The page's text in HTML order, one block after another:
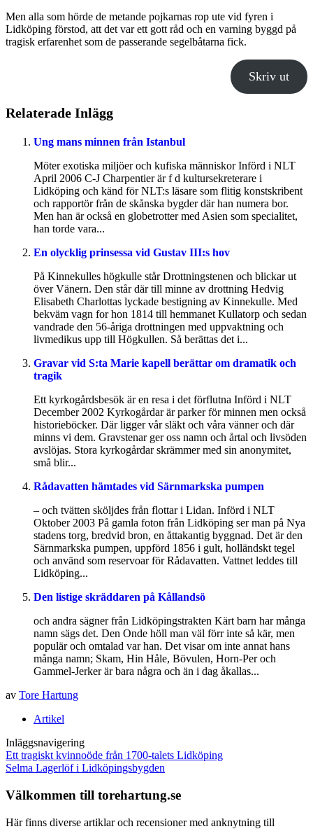
Men alla som hörde de metande pojkarnas rop ute vid fyren i
Lidköping förstod, att det var ett gott råd och en varning byggd på
tragisk erfarenhet som de passerande segelbåtarna fick.
Skriv ut
Relaterade Inlägg
Ung mans minnen från Istanbul
Möter exotiska miljöer och kufiska människor Införd i NLT
April 2006 C-J Charpentier är f d kultursekreterare i
Lidköping och känd för NLT:s läsare som flitig konstskribent
och rapportör från de skånska bygder där han numera bor.
Men han är också en globetrotter med Asien som specialitet,
han torde vara...
En olycklig prinsessa vid Gustav III:s hov
På Kinnekulles högkulle står Drottningstenen och blickar ut
över Vänern. Den står där till minne av drottning Hedvig
Elisabeth Charlottas lyckade bestigning av Kinnekulle. Med
bekväm vagn for hon 1814 till hemmanet Kullatorp och sedan
vandrade den 56-åriga drottningen med uppvaktning och
livmedikus upp till Högkullen. Så berättas det i...
Gravar vid S:ta Marie kapell berättar om dramatik och
tragik
Ett kyrkogårdsbesök är en resa i det förflutna Införd i NLT
December 2002 Kyrkogårdar är parker för minnen men också
historieböcker. Där ligger vår släkt och våra vänner och där
minns vi dem. Gravstenar ger oss namn och årtal och livsöden
avslöjas. Stora kyrkogårdar skrämmer med sin anonymitet,
små blir...
Rådavatten hämtades vid Särnmarkska pumpen
– och tvätten sköljdes från flottar i Lidan. Införd i NLT
Oktober 2003 På gamla foton från Lidköping ser man på Nya
stadens torg, bredvid bron, en åttakantig byggnad. Det är den
Särnmarkska pumpen, uppförd 1856 i gult, holländskt tegel
och använd som reservoar för Rådavatten. Vattnet leddes till
Lidköping...
Den listige skräddaren på Kållandsö
och andra sägner från Lidköpingstrakten Kärt barn har många
namn sägs det. Den Onde höll man väl förr inte så kär, men
populär och omtalad var han. Det visar om inte annat hans
många namn; Skam, Hin Håle, Bövulen, Horn-Per och
Gammel-Jerker är bara några och än i dag åkallas...
av Tore Hartung
Artikel
Inläggsnavigering
Ett tragiskt kvinnoöde från 1700-talets Lidköping
Selma Lagerlöf i Lidköpingsbygden
Välkommen till torehartung.se
Här finns diverse artiklar och recensioner med anknytning till